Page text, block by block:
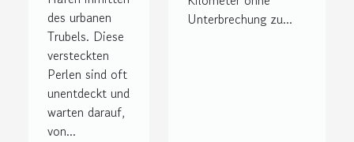
des urbanen
Trubels. Diese
versteckten
Perlen sind oft
unentdeckt und
warten darauf,
von...
Unterbrechung zu...